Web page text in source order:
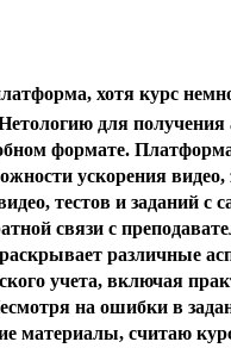
хотя курс
для получения
формате.
ускорения видео,
тестов и заданий с
связи с
различные
учета, включая
на ошибки в
материалы, считаю